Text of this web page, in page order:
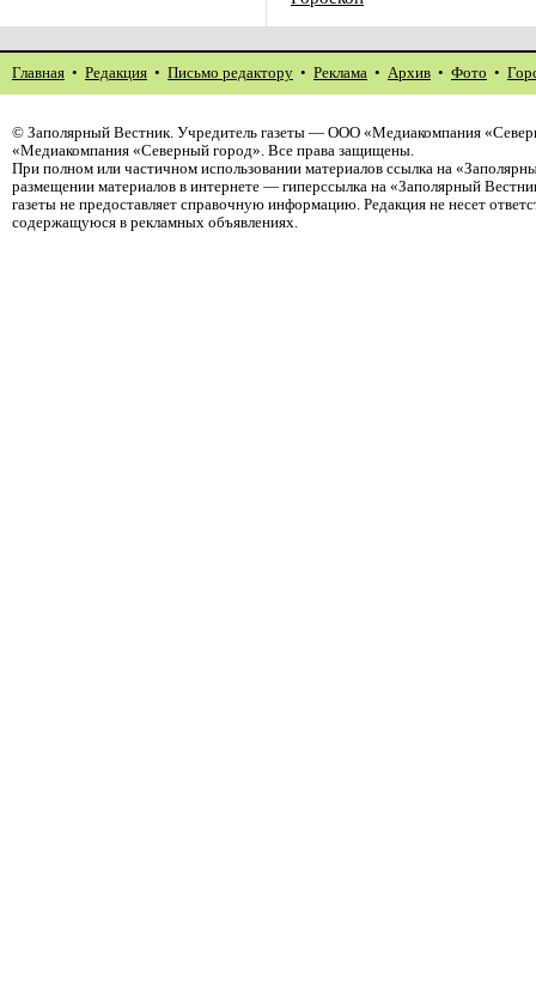
Главная • Редакция • Письмо редактору • Реклама • Архив • Фото •
© Заполярный Вестник. Учредитель газеты — ООО «Медиакомпания
«Медиакомпания «Северный город». Все права защищены.
При полном или частичном использовании материалов ссылка на
размещении материалов в интернете — гиперссылка на «Заполярный
газеты не предоставляет справочную информацию. Редакция не несет
содержащуюся в рекламных объявлениях.